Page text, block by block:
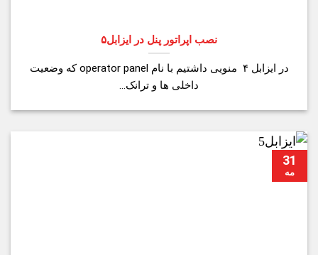
نصب اپراتور پنل در ایزابل۵
در ایزابل ۴ منویی داشتیم با نام operator panel که وضعیت
داخلی ها و ترانک...
31
مه